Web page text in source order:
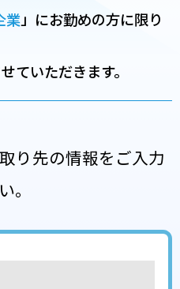
業」にお勤めの方に限り
ていただきます。
り先の情報をご入力
。